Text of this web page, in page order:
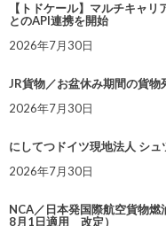
【トドケール】マルチキャ
とのAPI連携を開始
2026年7月30日
JR貨物／お盆休み期間の貨物
2026年7月30日
にしてつドイツ現地法人 シ
2026年7月30日
NCA／日本発国際航空貨物
8月1日適用 改定）